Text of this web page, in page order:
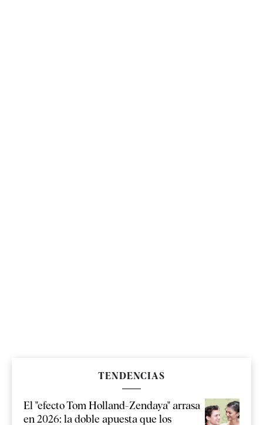
TENDENCIAS
El "efecto Tom Holland-Zendaya" arrasa
en 2026: la doble apuesta que los